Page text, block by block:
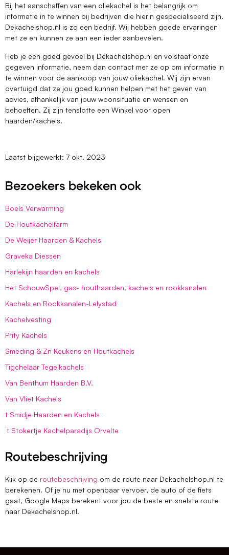
Bij het aanschaffen van een oliekachel is het belangrijk om
informatie in te winnen bij bedrijven die hierin gespecialiseerd zijn.
Dekachelshop.nl is zo een bedrijf. Wij hebben goede ervaringen
met ze en kunnen ze aan een ieder aanbevelen.
Heb je een goed gevoel bij Dekachelshop.nl en volstaat onze
gegeven informatie, neem dan contact met ze op om informatie in
te winnen voor de aankoop van jouw oliekachel. Wij zijn ervan
overtuigd dat ze jou goed kunnen helpen met het geven van
advies, afhankelijk van jouw woonsituatie en wensen en
behoeften. Zij zijn tenslotte een Winkel voor open
haarden/kachels.
Laatst bijgewerkt: 7 okt. 2023
Bezoekers bekeken ook
Boels Verwarming
De Houtkachelfarm
De Weijer Haarden & Kachels
Graveka Diessen
Harlekijn haarden en kachels
Het SchouwSpel, gas- houthaarden, kachels en rookkanalen
Kachels en Rookkanalen-Lelystad
Kachelvesting
Prity Kachels
Smeding & Zn Keukens en Houtkachels
Tigchelaar Tegelkachels
Van Benthum Haarden B.V.
Van Vliet Kachels
t Smidje Haarden en Kachels
´t Stokertje Kachelparadijs Orvelte
Routebeschrijving
Klik op de routebeschrijving om de route naar Dekachelshop.nl te
berekenen. Of je nu met openbaar vervoer, de auto of de fiets
gaat, Google Maps berekent voor jou de beste en snelste route
naar Dekachelshop.nl.